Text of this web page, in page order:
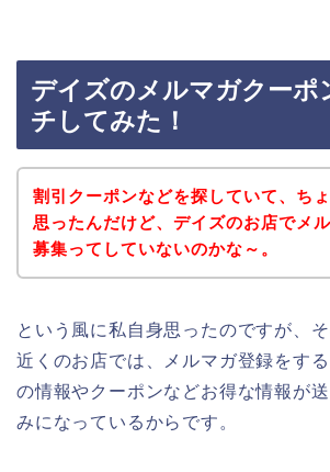
デイズのメルマガクーポ
チしてみた！
割引クーポンなどを探していて、ち
思ったんだけど、デイズのお店でメ
募集ってしていないのかな～。
という風に私自身思ったのですが、
近くのお店では、メルマガ登録をす
の情報やクーポンなどお得な情報が
みになっているからです。